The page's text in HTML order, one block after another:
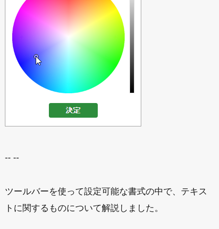
-- --
ツールバーを使って設定可能な書式の中で、テキス
トに関するものについて解説しました。